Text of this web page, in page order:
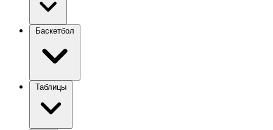
Баскетбол
Таблицы